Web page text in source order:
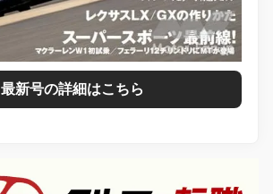
最新号の詳細はこちら